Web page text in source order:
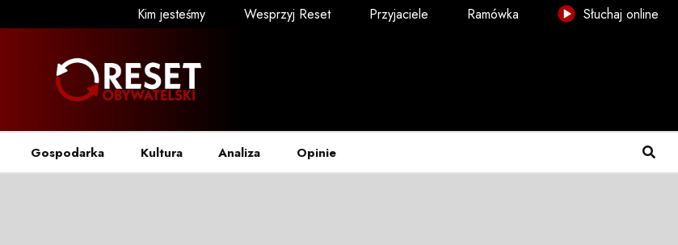
Kim jesteśmy Wesprzyj Reset Przyjaciele Ramówka Słuchaj online
Gospodarka Kultura Analiza Opinie